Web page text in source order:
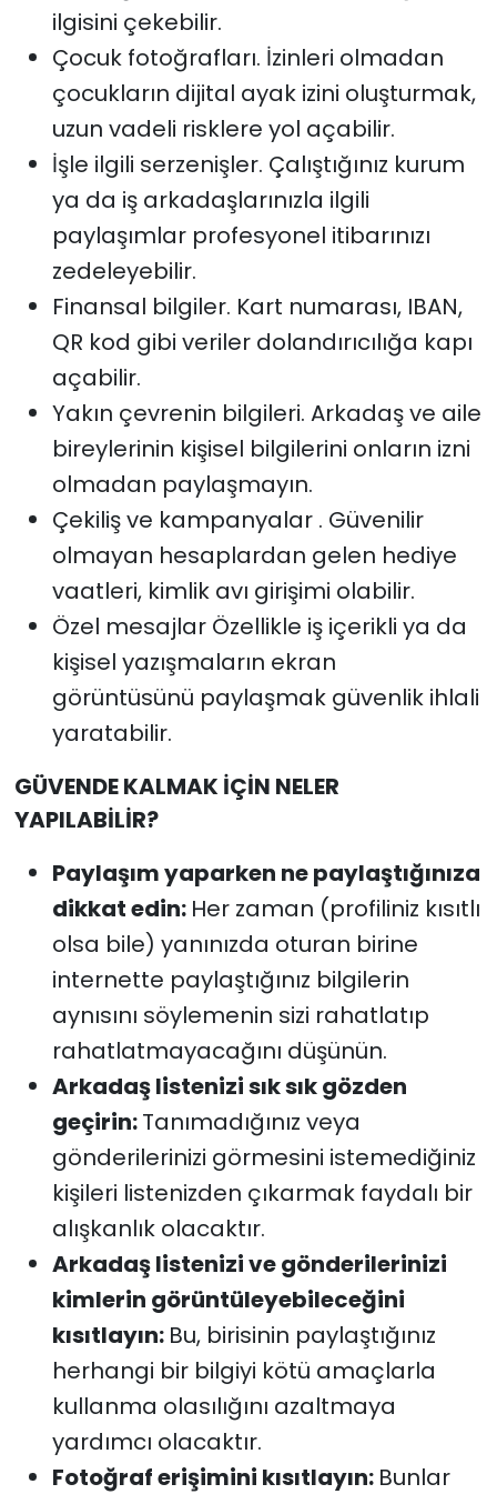
ilgisini çekebilir.
Çocuk fotoğrafları. İzinleri olmadan
çocukların dijital ayak izini oluşturmak,
uzun vadeli risklere yol açabilir.
İşle ilgili serzenişler. Çalıştığınız kurum
ya da iş arkadaşlarınızla ilgili
paylaşımlar profesyonel itibarınızı
zedeleyebilir.
Finansal bilgiler. Kart numarası, IBAN,
QR kod gibi veriler dolandırıcılığa kapı
açabilir.
Yakın çevrenin bilgileri. Arkadaş ve aile
bireylerinin kişisel bilgilerini onların izni
olmadan paylaşmayın.
Çekiliş ve kampanyalar . Güvenilir
olmayan hesaplardan gelen hediye
vaatleri, kimlik avı girişimi olabilir.
Özel mesajlar Özellikle iş içerikli ya da
kişisel yazışmaların ekran
görüntüsünü paylaşmak güvenlik ihlali
yaratabilir.
GÜVENDE KALMAK İÇİN NELER
YAPILABİLİR?
Paylaşım yaparken ne paylaştığınıza
dikkat edin: Her zaman (profiliniz kısıtlı
olsa bile) yanınızda oturan birine
internette paylaştığınız bilgilerin
aynısını söylemenin sizi rahatlatıp
rahatlatmayacağını düşünün.
Arkadaş listenizi sık sık gözden
geçirin:Tanımadığınız veya
gönderilerinizi görmesini istemediğiniz
kişileri listenizden çıkarmak faydalı bir
alışkanlık olacaktır.
Arkadaş listenizi ve gönderilerinizi
kimlerin görüntüleyebileceğini
kısıtlayın: Bu, birisinin paylaştığınız
herhangi bir bilgiyi kötü amaçlarla
kullanma olasılığını azaltmaya
yardımcı olacaktır.
Fotoğraf erişimini kısıtlayın: Bunlar